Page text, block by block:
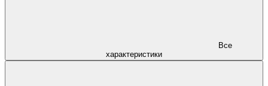
характеристики